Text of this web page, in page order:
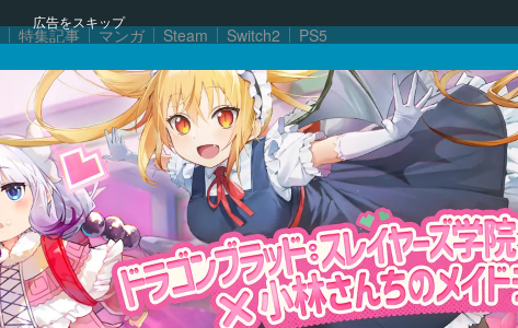
広告をスキップ
特集記事 マンガ Steam Switch2 PS5